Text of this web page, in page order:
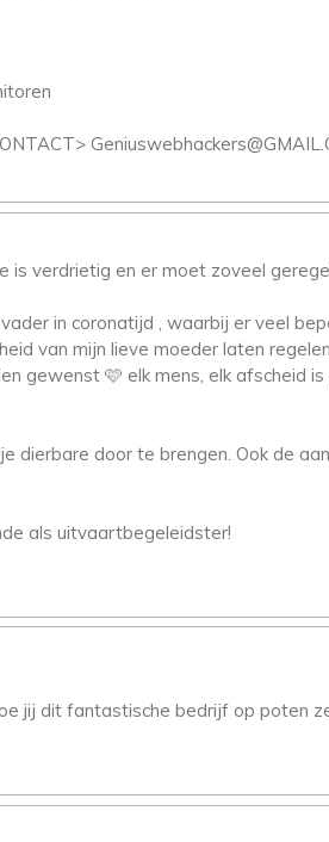
is verdrietig en er moet zoveel
in coronatijd , waarbij er veel
van mijn lieve moeder laten
gewenst 🩷 elk mens, elk afscheid is
dierbare door te brengen. Ook de
als uitvaartbegeleidster!
jij dit fantastische bedrijf op poten